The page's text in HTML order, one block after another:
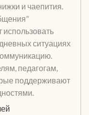
и чаепития.
использовать
ситуациях
педагогам,
поддерживают